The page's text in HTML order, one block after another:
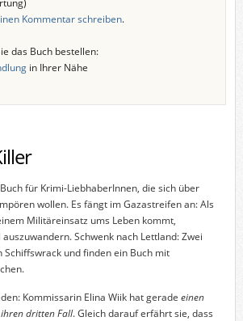
Kommentar schreiben.
das Buch bestellen:
in Ihrer Nähe
für Krimi-LiebhaberInnen, die sich über
wollen. Es fängt im Gazastreifen an: Als
Militäreinsatz ums Leben kommt,
Schwenk nach Lettland: Zwei
Schiffswrack und finden ein Buch mit
Kommissarin Elina Wiik hat gerade einen
dritten Fall. Gleich darauf erfährt sie, dass